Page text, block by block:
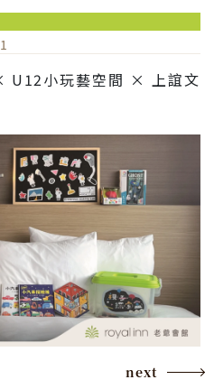
U12小玩藝空間 × 上誼文
next